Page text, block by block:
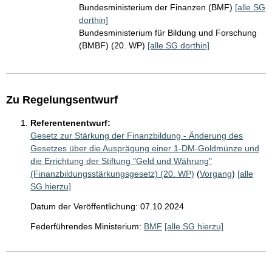
Bundesministerium der Finanzen (BMF) [alle SG
dorthin]
Bundesministerium für Bildung und Forschung
(BMBF) (20. WP) [alle SG dorthin]
Zu Regelungsentwurf
Referentenentwurf:
Gesetz zur Stärkung der Finanzbildung - Änderung des
Gesetzes über die Ausprägung einer 1-DM-Goldmünze und
die Errichtung der Stiftung "Geld und Währung"
(Finanzbildungsstärkungsgesetz) (20. WP) (Vorgang) [alle
SG hierzu]
Datum der Veröffentlichung: 07.10.2024
Federführendes Ministerium: BMF [alle SG hierzu]